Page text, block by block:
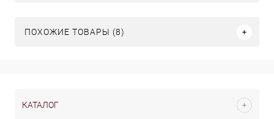
ПОХОЖИЕ ТОВАРЫ (8)
КАТАЛОГ